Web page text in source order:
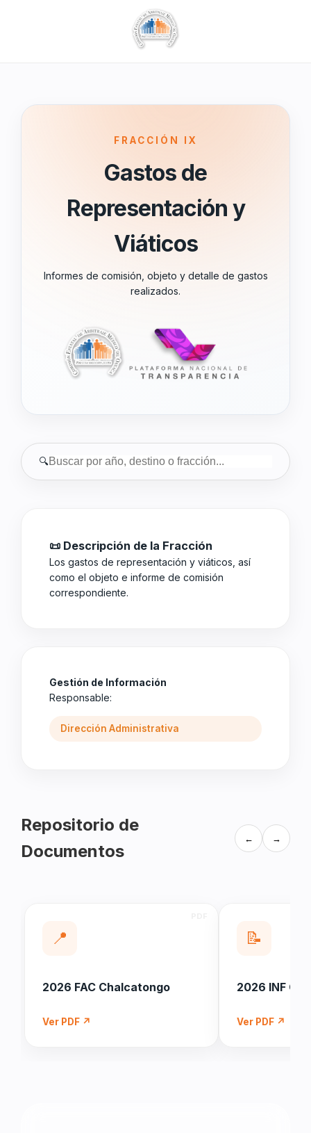
FRACCIÓN IX
Gastos de
Representación y
Viáticos
Informes de comisión, objeto y detalle de gastos
realizados.
🔍
📜 Descripción de la Fracción
Los gastos de representación y viáticos, así
como el objeto e informe de comisión
correspondiente.
Gestión de Información
Responsable:
Dirección Administrativa
Repositorio de
Documentos
← →
📍
2026 FAC Chalcatongo
Ver PDF ↗
📝
2026 INF
Ver PDF ↗